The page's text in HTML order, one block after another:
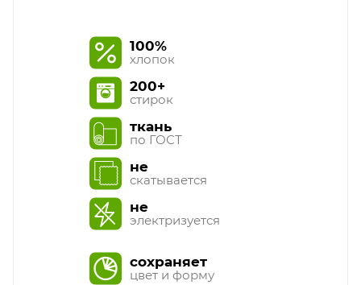
100%
хлопок
200+
стирок
ткань
по ГОСТ
не
скатывается
не
электризуется
сохраняет
цвет и форму